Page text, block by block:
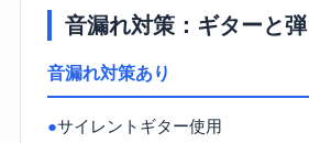
音漏れ対策：ギターと
音漏れ対策あり
●サイレントギター使用